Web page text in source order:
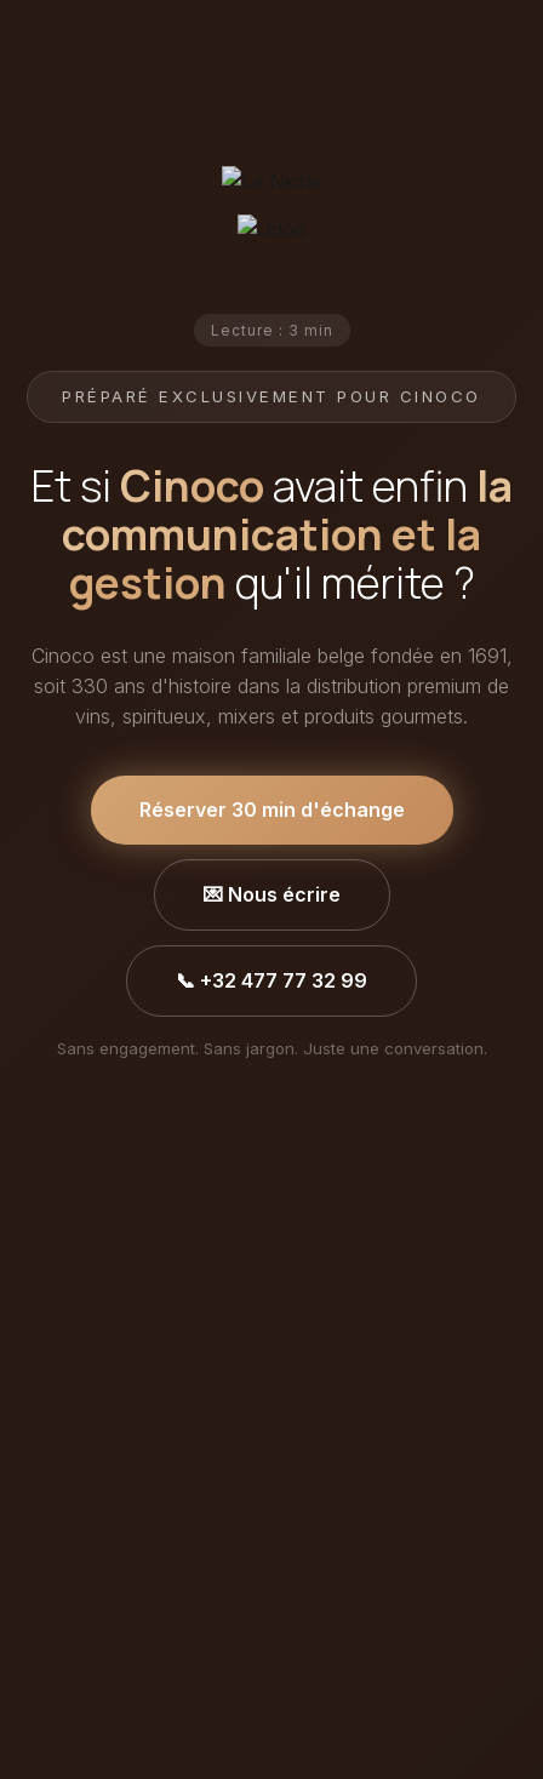
Lecture : 3 min
PRÉPARÉ EXCLUSIVEMENT POUR CINOCO
Et si Cinocoavait enfin la
communication et la
gestion qu'il mérite ?
Cinoco est une maison familiale belge fondée en 1691,
soit 330 ans d'histoire dans la distribution premium de
vins, spiritueux, mixers et produits gourmets.
Réserver 30 min d'échange
💌 Nous écrire
📞 +32 477 77 32 99
Sans engagement. Sans jargon. Juste une conversation.